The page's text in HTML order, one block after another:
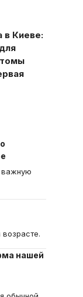
в Киеве:
важную
нашей